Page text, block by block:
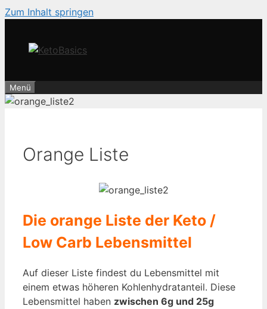
Zum Inhalt springen
Menü
Orange Liste
Die orange Liste der Keto /
Low Carb Lebensmittel
Auf dieser Liste findest du Lebensmittel mit
einem etwas höheren Kohlenhydratanteil. Diese
Lebensmittel haben zwischen 6g und 25g